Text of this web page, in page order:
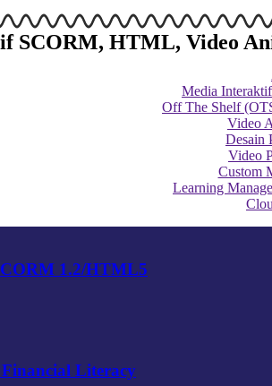
HTML, Video
Media
Off The Shelf
Video
Desain
Video
Custom
Learning
1.2/HTML5
Literacy